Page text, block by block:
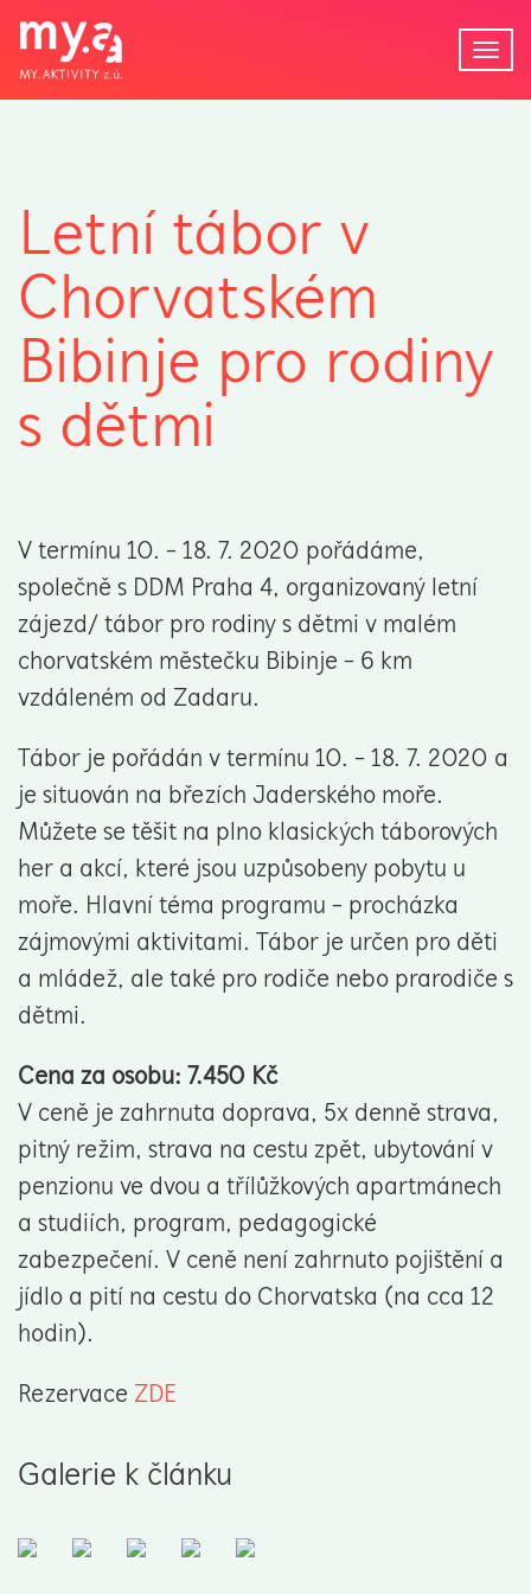
Letní tábor v
Chorvatském
Bibinje pro rodiny
s dětmi
V termínu 10. - 18. 7. 2020 pořádáme,
společně s DDM Praha 4, organizovaný letní
zájezd/ tábor pro rodiny s dětmi v malém
chorvatském městečku Bibinje - 6 km
vzdáleném od Zadaru.
Tábor je pořádán v termínu 10. - 18. 7. 2020 a
je situován na březích Jaderského moře.
Můžete se těšit na plno klasických táborových
her a akcí, které jsou uzpůsobeny pobytu u
moře. Hlavní téma programu - procházka
zájmovými aktivitami. Tábor je určen pro děti
a mládež, ale také pro rodiče nebo prarodiče s
dětmi.
Cena za osobu: 7.450 Kč
V ceně je zahrnuta doprava, 5x denně strava,
pitný režim, strava na cestu zpět, ubytování v
penzionu ve dvou a třílůžkových apartmánech
a studiích, program, pedagogické
zabezpečení. V ceně není zahrnuto pojištění a
jídlo a pití na cestu do Chorvatska (na cca 12
hodin).
Rezervace ZDE
Galerie k článku